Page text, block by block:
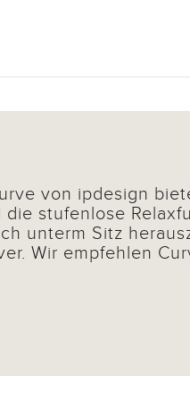
von ipdesign
stufenlose
unterm Sitz
Wir empfehlen